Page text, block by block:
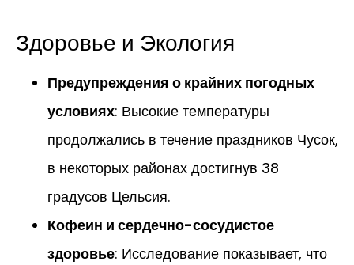
Здоровье и Экология
Предупреждения о крайних погодных
условиях: Высокие температуры
продолжались в течение праздников Чусок,
в некоторых районах достигнув 38
градусов Цельсия.
Кофеин и сердечно-сосудистое
здоровье: Исследование показывает, что